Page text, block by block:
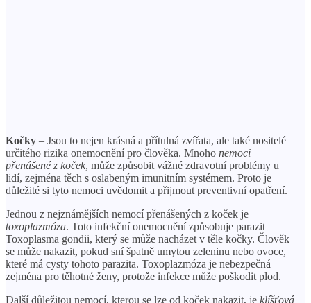
Kočky – Jsou to nejen krásná a přítulná zvířata, ale také nositelé
určitého rizika onemocnění pro člověka. Mnoho nemoci
přenášené z koček, může způsobit vážné zdravotní problémy u
lidí, zejména těch s oslabeným imunitním systémem. Proto je
důležité si tyto nemoci uvědomit a přijmout preventivní opatření.
Jednou z nejznámějších nemocí přenášených z koček je
toxoplazmóza. Toto infekční onemocnění způsobuje parazit
Toxoplasma gondii, který se může nacházet v těle kočky. Člověk
se může nakazit, pokud sní špatně umytou zeleninu nebo ovoce,
které má cysty tohoto parazita. Toxoplazmóza je nebezpečná
zejména pro těhotné ženy, protože infekce může poškodit plod.
Další důležitou nemocí, kterou se lze od koček nakazit, je klíšťová